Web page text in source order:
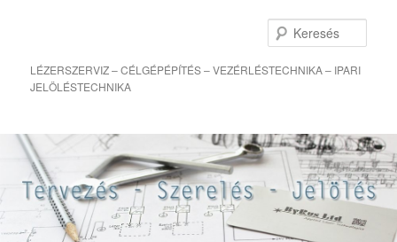
LÉZERSZERVIZ – CÉLGÉPÉPÍTÉS – VEZÉRLÉSTECHNIKA – IPARI
JELÖLÉSTECHNIKA